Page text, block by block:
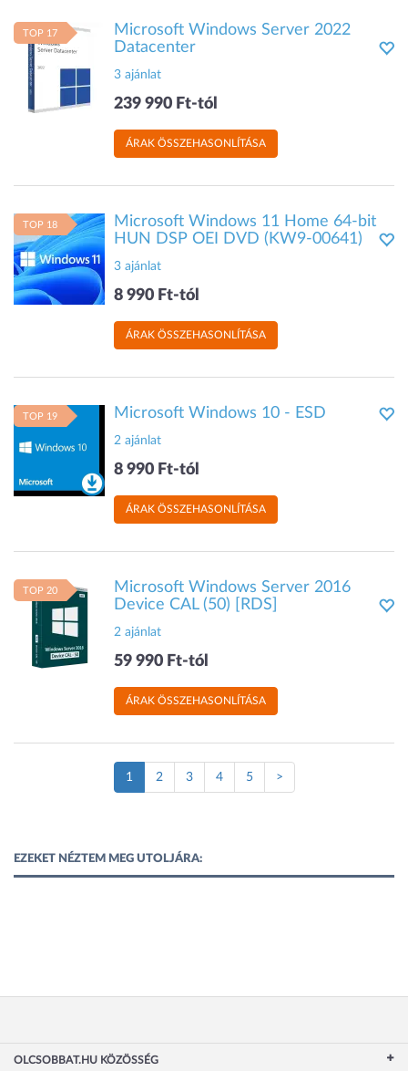
TOP 17
Microsoft Windows Server 2022
Datacenter
3 ajánlat
239 990 Ft-tól
ÁRAK ÖSSZEHASONLÍTÁSA
TOP 18
Microsoft Windows 11 Home 64-bit
HUN DSP OEI DVD (KW9-00641)
3 ajánlat
8 990 Ft-tól
ÁRAK ÖSSZEHASONLÍTÁSA
TOP 19 Microsoft Windows 10 - ESD
2 ajánlat
8 990 Ft-tól
ÁRAK ÖSSZEHASONLÍTÁSA
TOP 20
Microsoft Windows Server 2016
Device CAL (50) [RDS]
2 ajánlat
59 990 Ft-tól
ÁRAK ÖSSZEHASONLÍTÁSA
1 (Jelenlegi
oldal)
2 3 4 5 >
EZEKET NÉZTEM MEG UTOLJÁRA:
OLCSOBBAT.HU KÖZÖSSÉG